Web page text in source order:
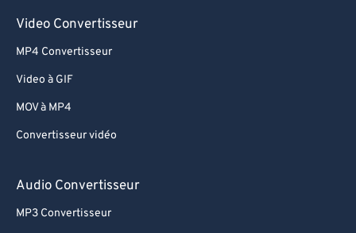
Video Convertisseur
MP4 Convertisseur
Video à GIF
MOV à MP4
Convertisseur vidéo
Audio Convertisseur
MP3 Convertisseur